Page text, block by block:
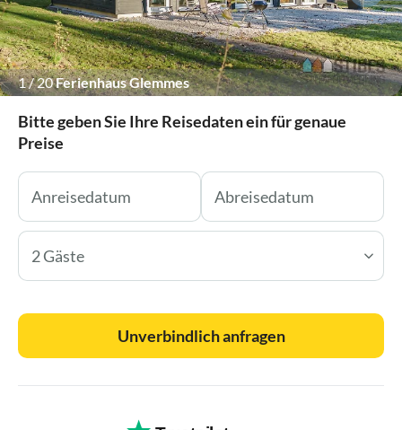
1/20Ferienhaus Glemmes
Bitte geben Sie Ihre Reisedaten ein für genaue
Preise
2 Gäste
Unverbindlich anfragen